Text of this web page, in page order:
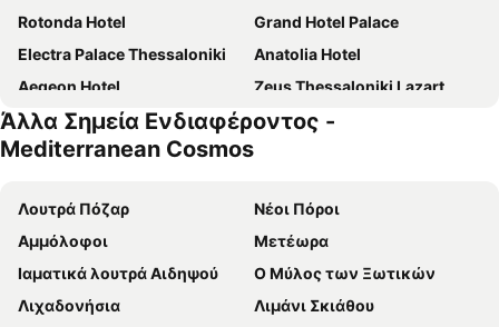
Rotonda Hotel
Grand Hotel Palace
Electra Palace Thessaloniki
Anatolia Hotel
Aegeon Hotel
Zeus Thessaloniki Lazart
ABC Hotel
Urban Elephant Suites
Domotel Olympia
RentRooms Thessaloniki
Αμαλία
ONOMA Hotel
September Hotel Thessaloniki
City Hotel Thessaloniki
Wellness Santa Hotel - Adults Only
Bahar Boutique Hotel
Aργώ
Άλλα Σημεία Ενδιαφέροντος -
Mediterranean Cosmos
Λουτρά Πόζαρ
Νέοι Πόροι
Αμμόλοφοι
Μετέωρα
Ιαματικά λουτρά Αιδηψού
Ο Μύλος των Ξωτικών
Λιχαδονήσια
Λιμάνι Σκιάθου